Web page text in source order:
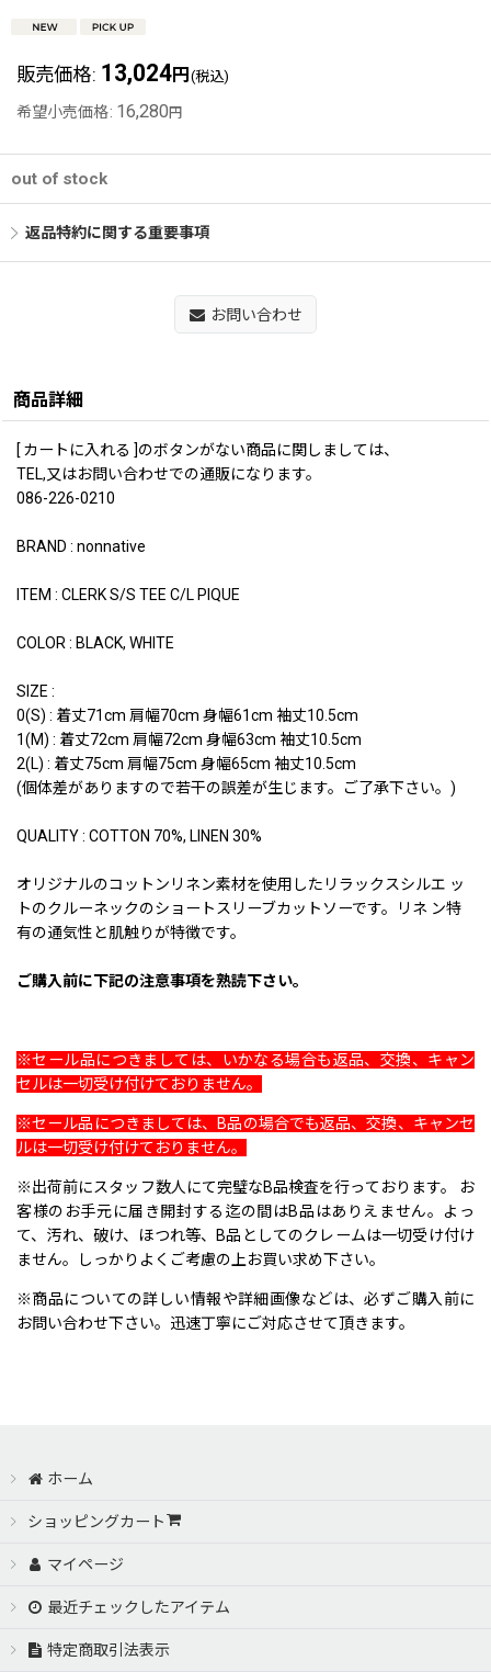
販売価格: 13,024円 (税込)
希望小売価格: 16,280円
out of stock
返品特約に関する重要事項
お問い合わせ
商品詳細
[ カートに入れる ]のボタンがない商品に関しましては、
TEL,又はお問い合わせでの通販になります。
086-226-0210
BRAND : nonnative
ITEM : CLERK S/S TEE C/L PIQUE
COLOR : BLACK, WHITE
SIZE :
0(S) : 着丈71cm 肩幅70cm 身幅61cm 袖丈10.5cm
1(M) : 着丈72cm 肩幅72cm 身幅63cm 袖丈10.5cm
2(L) : 着丈75cm 肩幅75cm 身幅65cm 袖丈10.5cm
(個体差がありますので若干の誤差が生じます。ご了承下さい。)
QUALITY : COTTON 70%, LINEN 30%
オリジナルのコットンリネン素材を使用したリラックスシルエ ッ
トのクルーネックのショートスリーブカットソーです。リネ ン特
有の通気性と肌触りが特徴です。
ご購入前に下記の注意事項を熟読下さい。
※セール品につきましては、いかなる場合も返品、交換、キャン
セルは一切受け付けておりません。
※セール品につきましては、B品の場合でも返品、交換、キャンセ
ルは一切受け付けておりません。
※出荷前にスタッフ数人にて完璧なB品検査を行っております。 お
客様のお手元に届き開封する迄の間はB品はありえません。よっ
て、汚れ、破け、ほつれ等、B品としてのクレームは一切受け付け
ません。しっかりよくご考慮の上お買い求め下さい。
※商品についての詳しい情報や詳細画像などは、必ずご購入前に
お問い合わせ下さい。迅速丁寧にご対応させて頂きます。
ホーム
ショッピングカート
マイページ
最近チェックしたアイテム
特定商取引法表示